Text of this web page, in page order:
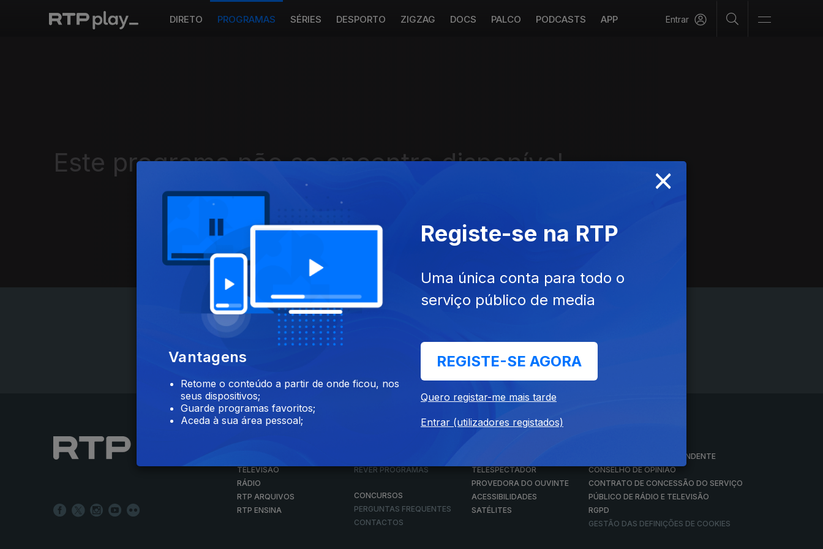
DIRETO PROGRAMAS SÉRIES DESPORTO ZIGZAG DOCS PALCO PODCASTS APP Entrar
Este programa não se encontra disponível
Instale a aplicação RTP Play
TELEVISÃO
RÁDIO
RTP ARQUIVOS
RTP ENSINA
REVER PROGRAMAS
CONCURSOS
PERGUNTAS FREQUENTES
CONTACTOS
TELESPECTADOR
PROVEDORA DO OUVINTE
ACESSIBILIDADES
SATÉLITES
CONSELHO GERAL INDEPENDENTE
CONSELHO DE OPINIÃO
CONTRATO DE CONCESSÃO DO SERVIÇO
PÚBLICO DE RÁDIO E TELEVISÃO
RGPD
GESTÃO DAS DEFINIÇÕES DE COOKIES
×
Vantagens
Retome o conteúdo a partir de onde ficou, nos
seus dispositivos;
Guarde programas favoritos;
Aceda à sua área pessoal;
Registe-se na RTP
Uma única conta para todo o
serviço público de media
REGISTE-SE AGORA
Quero registar-me mais tarde
Entrar (utilizadores registados)